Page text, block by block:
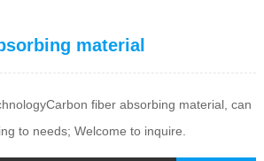
material
Carbon fiber absorbing material, can
to needs; Welcome to inquire.